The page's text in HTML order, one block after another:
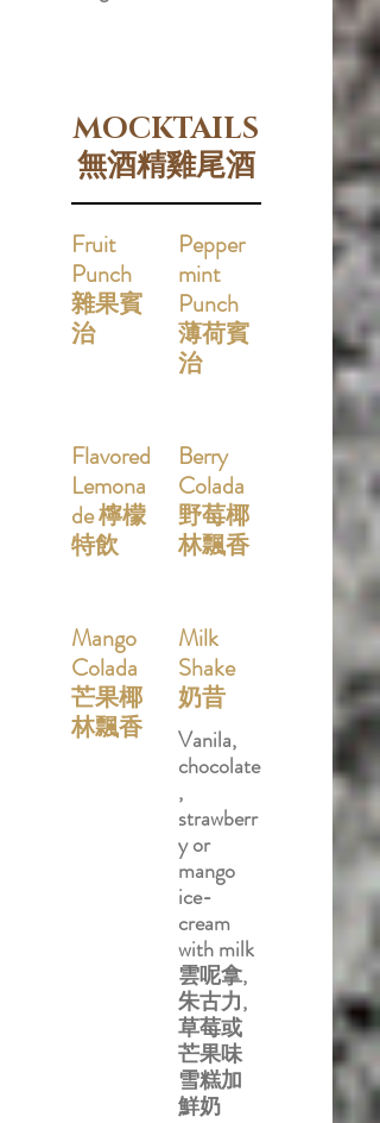
MOCKTAILS
無酒精雞尾酒
Fruit
Punch
雜果賓
治
Pepper
mint
Punch
薄荷賓
治
Flavored
Lemona
de 檸檬
特飲
Berry
Colada
野莓椰
林飄香
Mango
Colada
芒果椰
林飄香
Milk
Shake
奶昔
Vanila,
chocolate
,
strawberr
y or
mango
ice-
cream
with milk
雲呢拿,
朱古力,
草莓或
芒果味
雪糕加
鮮奶